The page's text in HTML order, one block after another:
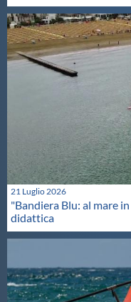
21 Luglio 2026
"Bandiera Blu: al mare
didattica